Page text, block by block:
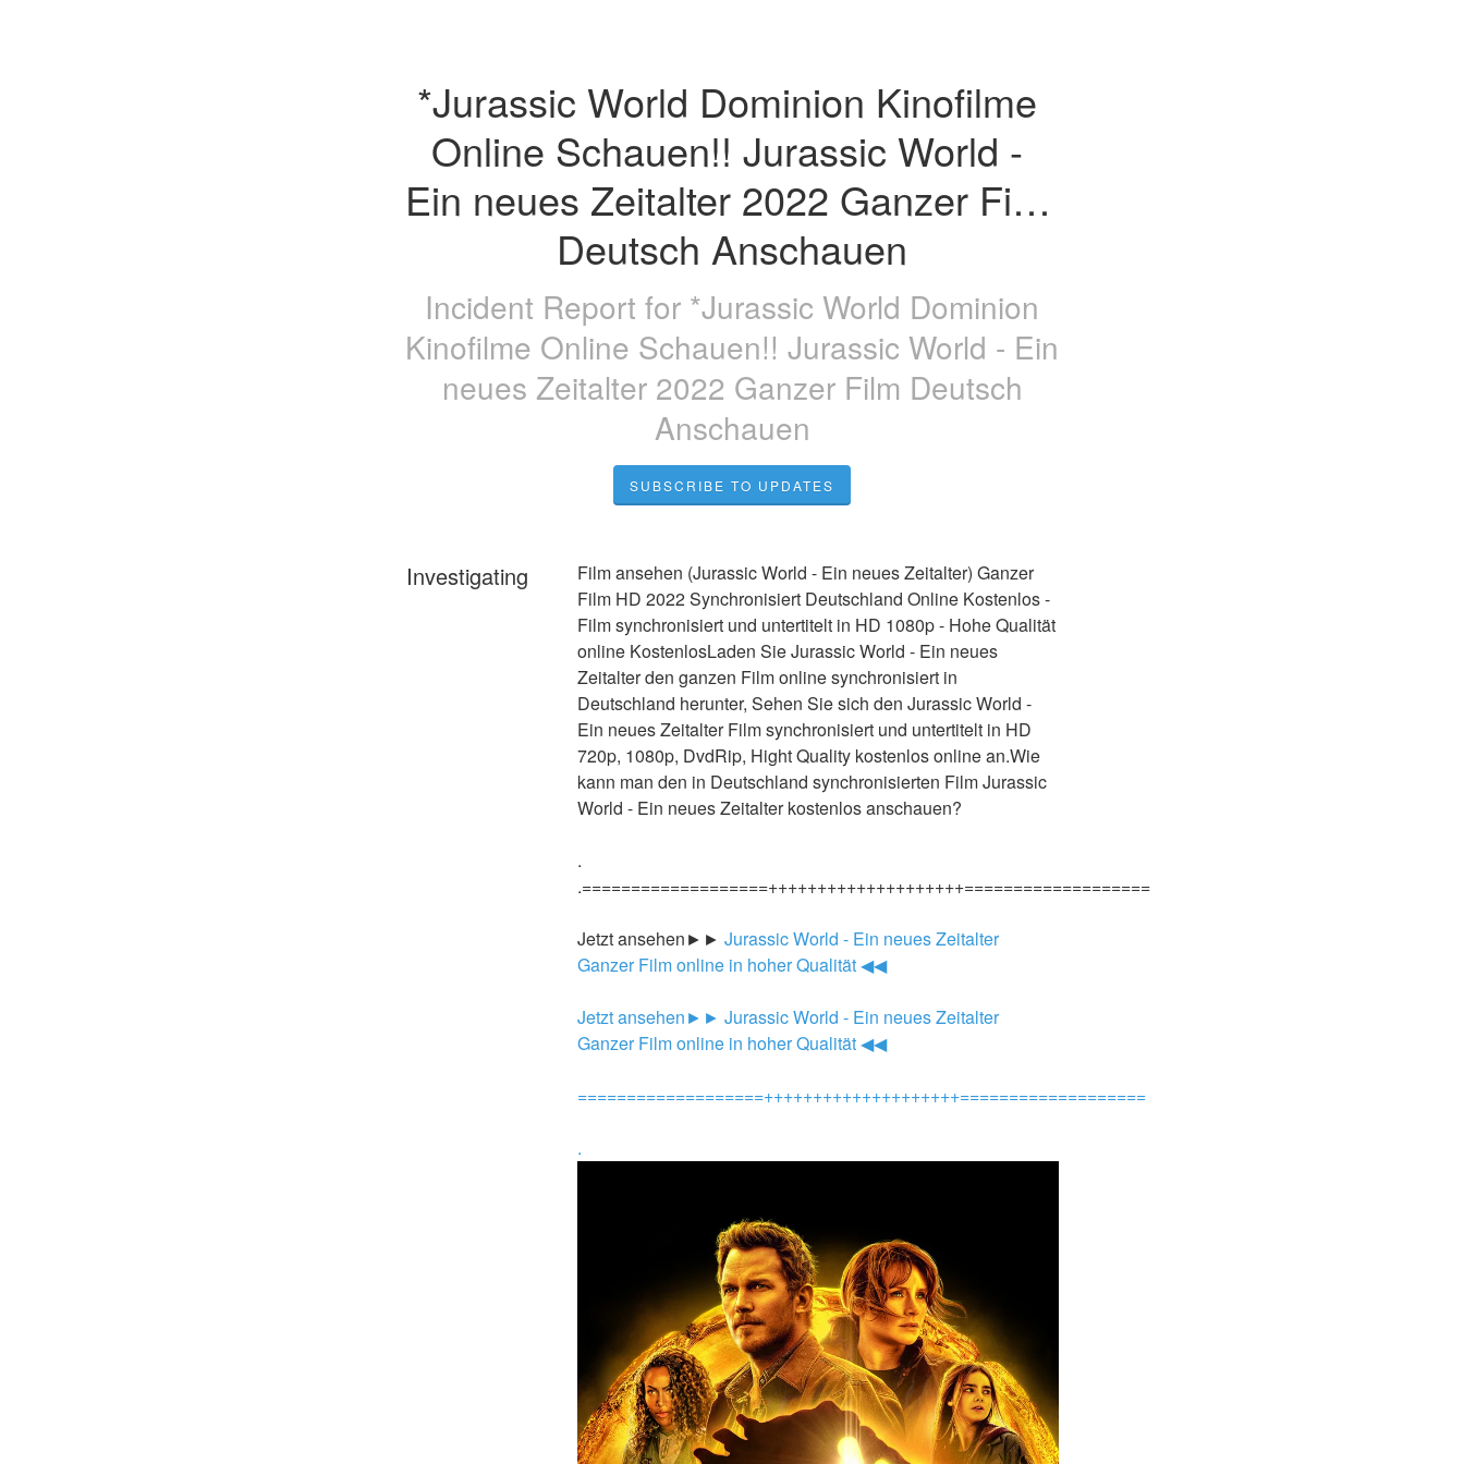
*Jurassic World Dominion Kinofilme
Online Schauen!! Jurassic World -
Ein neues Zeitalter 2022 Ganzer Film
Deutsch Anschauen
Incident Report for *Jurassic World Dominion
Kinofilme Online Schauen!! Jurassic World - Ein
neues Zeitalter 2022 Ganzer Film Deutsch
Anschauen
SUBSCRIBE TO UPDATES
Investigating
Film ansehen (Jurassic World - Ein neues Zeitalter) Ganzer
Film HD 2022 Synchronisiert Deutschland Online Kostenlos -
Film synchronisiert und untertitelt in HD 1080p - Hohe Qualität
online KostenlosLaden Sie Jurassic World - Ein neues
Zeitalter den ganzen Film online synchronisiert in
Deutschland herunter, Sehen Sie sich den Jurassic World -
Ein neues Zeitalter Film synchronisiert und untertitelt in HD
720p, 1080p, DvdRip, Hight Quality kostenlos online an.Wie
kann man den in Deutschland synchronisierten Film Jurassic
World - Ein neues Zeitalter kostenlos anschauen?
.
.===================++++++++++++++++++++===================
Jetzt ansehen►► Jurassic World - Ein neues Zeitalter
Ganzer Film online in hoher Qualität ◀◀
Jetzt ansehen►► Jurassic World - Ein neues Zeitalter
Ganzer Film online in hoher Qualität ◀◀
===================++++++++++++++++++++===================
.